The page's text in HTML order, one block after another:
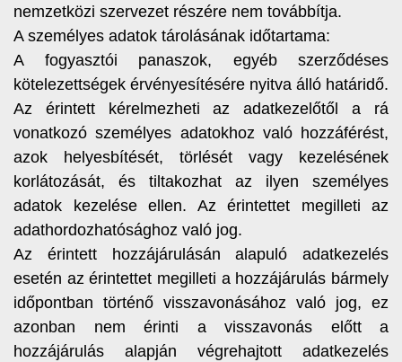
nemzetközi szervezet részére nem továbbítja.
A személyes adatok tárolásának időtartama:
A fogyasztói panaszok, egyéb szerződéses
kötelezettségek érvényesítésére nyitva álló határidő.
Az érintett kérelmezheti az adatkezelőtől a rá
vonatkozó személyes adatokhoz való hozzáférést,
azok helyesbítését, törlését vagy kezelésének
korlátozását, és tiltakozhat az ilyen személyes
adatok kezelése ellen. Az érintettet megilleti az
adathordozhatósághoz való jog.
Az érintett hozzájárulásán alapuló adatkezelés
esetén az érintettet megilleti a hozzájárulás bármely
időpontban történő visszavonásához való jog, ez
azonban nem érinti a visszavonás előtt a
hozzájárulás alapján végrehajtott adatkezelés